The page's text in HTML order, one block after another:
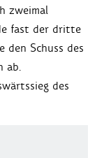
zweimal
fast der dritte
Schuss des
ab.
des